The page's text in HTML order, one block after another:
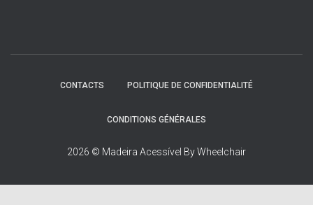
o
CONTACTS POLITIQUE DE CONFIDENTIALITÉ
CONDITIONS GÉNÉRALES
2026 © Madeira Acessível By Wheelchair